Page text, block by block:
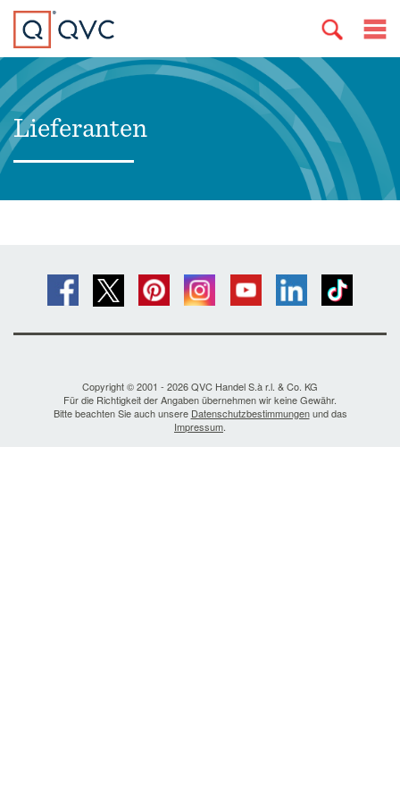
Lieferanten
Copyright © 2001 - 2026 QVC Handel S.à r.l. & Co. KG
Für die Richtigkeit der Angaben übernehmen wir keine Gewähr.
Bitte beachten Sie auch unsere Datenschutzbestimmungenund das
Impressum.